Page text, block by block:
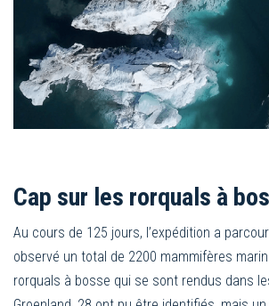
Cap sur les rorquals à
Au cours de 125 jours, l’expédition a
observé un total de 2200 mammifères
rorquals à bosse qui se sont rendus dans